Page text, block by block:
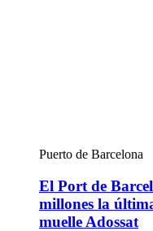
Puerto de Barcelona
El Port de
millones la
muelle Adossat